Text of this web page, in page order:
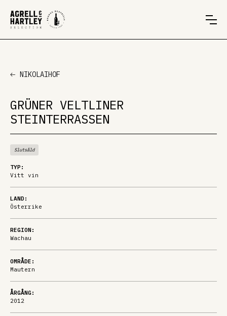
NIKOLAIHOF
GRÜNER VELTLINER
STEINTERRASSEN
Slutsåld
TYP:
Vitt vin
LAND:
Österrike
REGION:
Wachau
OMRÅDE:
Mautern
ÅRGÅNG:
2012